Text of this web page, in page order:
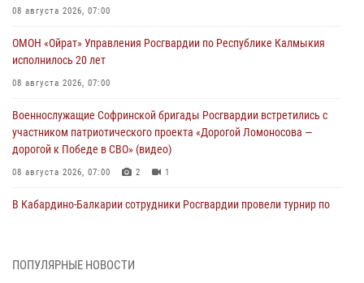
08 августа 2026, 07:00
ОМОН «Ойрат» Управления Росгвардии по Республике Калмыкия
исполнилось 20 лет
08 августа 2026, 07:00
Военнослужащие Софринской бригады Росгвардии встретились с
участником патриотического проекта «Дорогой Ломоносова —
дорогой к Победе в СВО» (видео)
08 августа 2026, 07:00 2 1
В Кабардино-Балкарии сотрудники Росгвардии провели турнир по
ПОПУЛЯРНЫЕ НОВОСТИ